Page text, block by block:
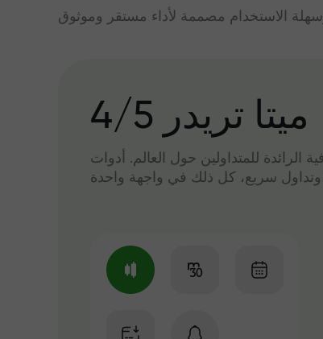
الاستخدام مصممة لأداء مستقر وموثوق
میتا تریدر 4/5
الرائدة للمتداولين حول العالم. أدوات